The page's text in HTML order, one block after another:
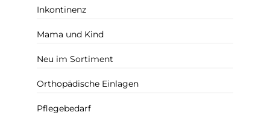
Inkontinenz
Mama und Kind
Neu im Sortiment
Orthopädische Einlagen
Pflegebedarf